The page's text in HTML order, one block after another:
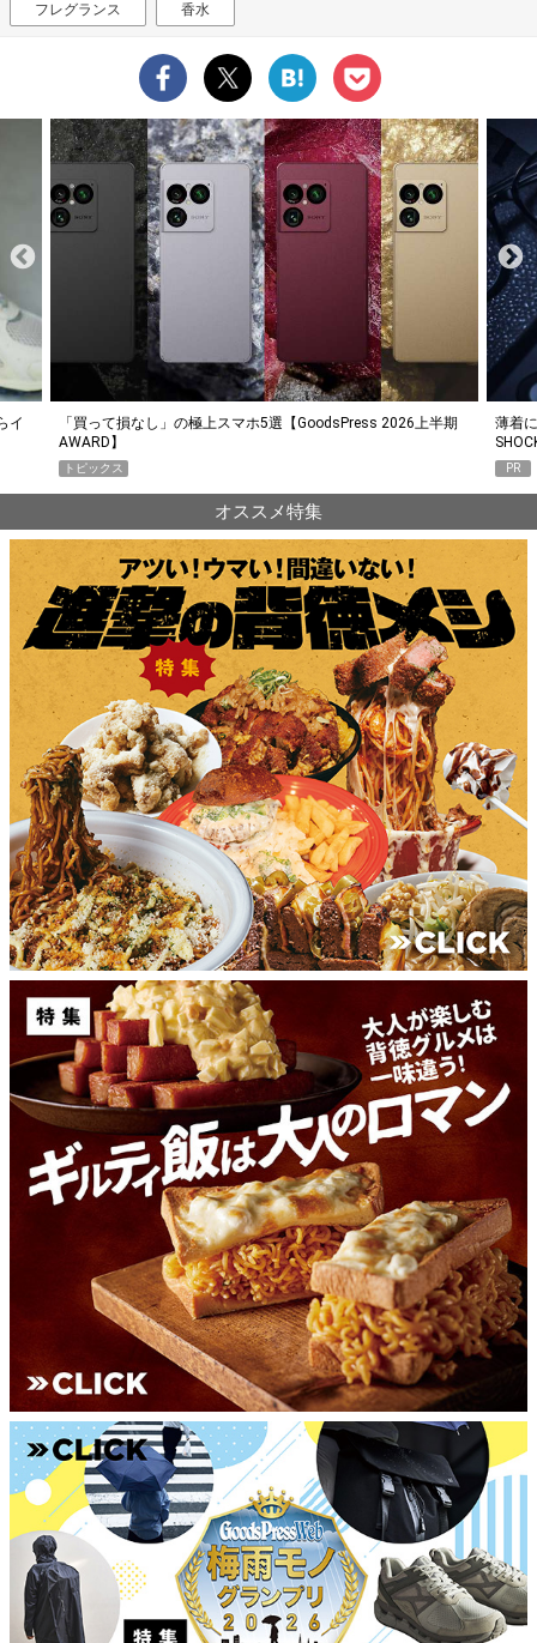
フレグランス 香水
イ
「買って損なし」の極上スマホ5選【GoodsPress 2026上半期
AWARD】
トピックス
薄着
PR
オススメ特集